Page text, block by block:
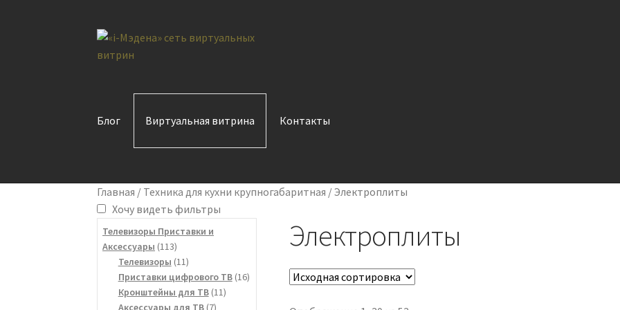
Перейти
к
Перейти
к
Блог Виртуальная витрина Контакты
Главная / Техника для кухни крупногабаритная /Электроплиты
Хочу видеть фильтры
Электроплиты
Телевизоры Приставки и
Аксессуары 113113
товаров
Телевизоры 1111
товаров
Приставки цифрового ТВ 1616
Кронштейны для ТВ 1111
Аксессуары для ТВ 77